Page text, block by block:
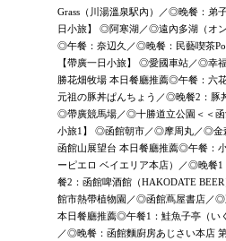
Grass（川湯溫泉駅內）／◎晚餐：弟
日小旅】 ◎阿寒湖／◎遠內多湖（オ
◎午餐：奈辺久／◎晚餐：民藝喫茶
【帶廣一日小旅】 ◎愛國車站／◎幸
勝花畑牧場 本日餐廳推薦◎午餐：六
元祖の豚丼ぱんちょう／◎晚餐2：豚
◎帶廣競馬場／◎十勝道立公園＜＜函
小旅1】 ◎函館朝市／◎摩周丸／◎
函館山展望台 本日餐廳推薦◎午餐：
ーピエロ ベイエリア本店）／◎晚餐
餐2：函館啤酒館（HAKODATE
館市熱帶植物園／◎函館蔦屋書店／
本日餐廳推薦◎午餐1：鮭魚子亭（い
／◎晚餐：函館麵廚房あじさい本店